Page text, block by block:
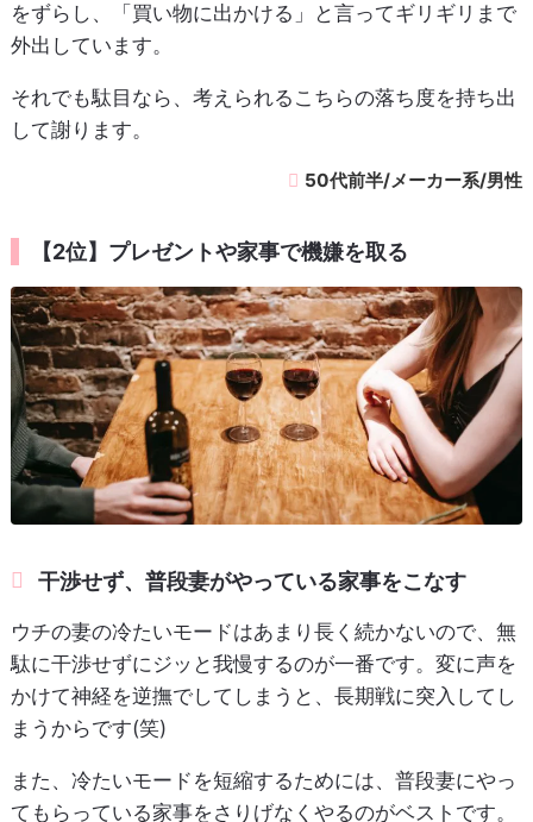
をずらし、「買い物に出かける」と言ってギリギリまで
外出しています。
それでも駄目なら、考えられるこちらの落ち度を持ち出
して謝ります。
50代前半/メーカー系/男性
【2位】プレゼントや家事で機嫌を取る
干渉せず、普段妻がやっている家事をこなす
ウチの妻の冷たいモードはあまり長く続かないので、無
駄に干渉せずにジッと我慢するのが一番です。変に声を
かけて神経を逆撫でしてしまうと、長期戦に突入してし
まうからです(笑)
また、冷たいモードを短縮するためには、普段妻にやっ
てもらっている家事をさりげなくやるのがベストです。